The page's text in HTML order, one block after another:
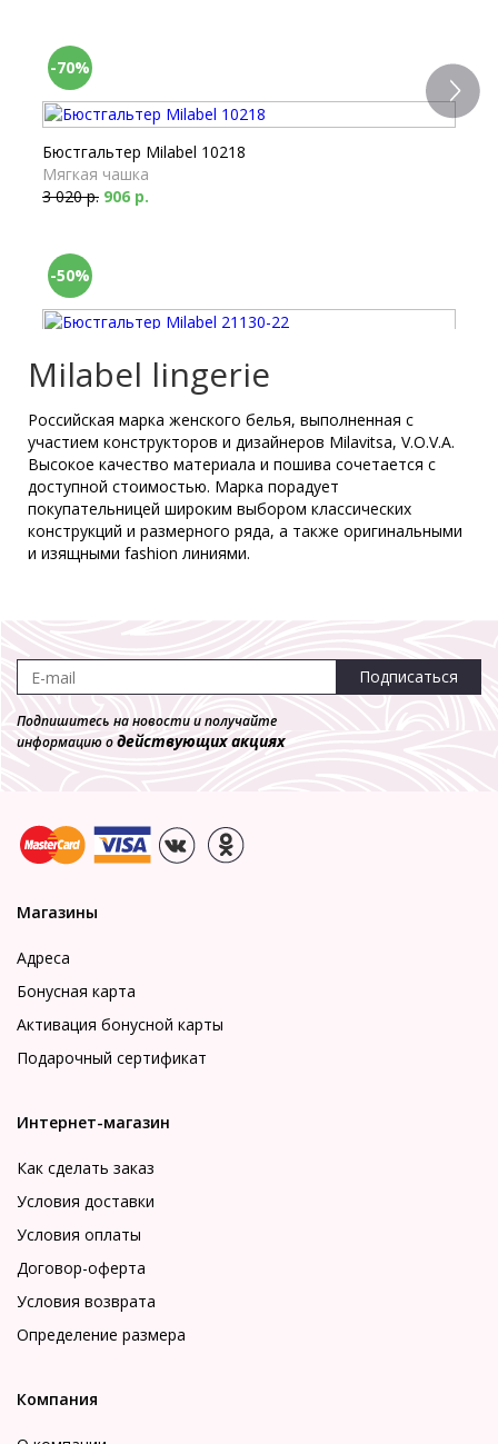
-70%
Бюстгальтер Milabel 10218
Мягкая чашка
3 020 р. 906 р.
-50%
Бюстгальтер Milabel 21130-22
Формованный
-70%
Трусы Milabel **20116
Milabel lingerie
Российская марка женского белья, выполненная с
участием конструкторов и дизайнеров Milavitsa, V.O.V.A.
Высокое качество материала и пошива сочетается с
доступной стоимостью. Марка порадует
покупательницей широким выбором классических
конструкций и размерного ряда, а также оригинальными
и изящными fashion линиями.
Подписаться
Подпишитесь на новости и получайте
информацию одействующих акциях
Магазины
Адреса
Бонусная карта
Активация бонусной карты
Подарочный сертификат
Интернет-магазин
Как сделать заказ
Условия доставки
Условия оплаты
Договор-оферта
Условия возврата
Определение размера
Компания